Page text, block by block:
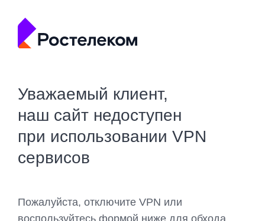
Уважаемый клиент,
наш сайт недоступен
при использовании VPN
сервисов
Пожалуйста, отключите VPN или